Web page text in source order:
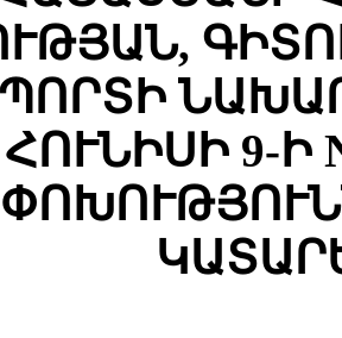
ՀՈՒՆԻՍԻ 9-Ի